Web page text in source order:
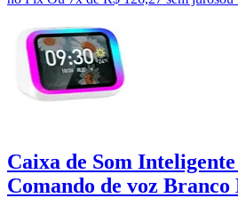
Caixa de Som
Comando de voz